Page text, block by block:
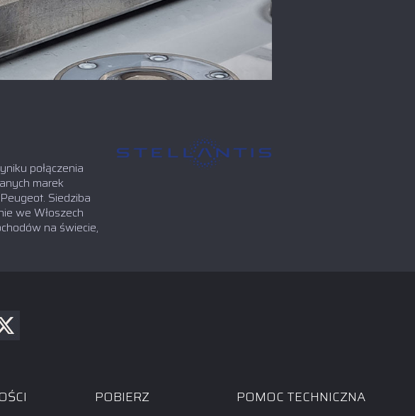
połączenia
marek
Siedziba
we Włoszech
na świecie,
POBIERZ POMOC TECHNICZNA